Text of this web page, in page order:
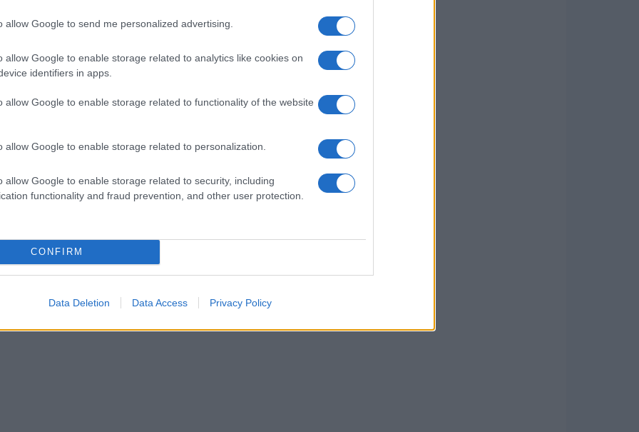
allow Google to send me personalized advertising.
allow Google to enable storage related to analytics like cookies on
identifiers in apps.
allow Google to enable storage related to functionality of the website
allow Google to enable storage related to personalization.
allow Google to enable storage related to security, including
functionality and fraud prevention, and other user protection.
CONFIRM
Data Deletion Data Access Privacy Policy
e ad offrire una maggiore copertura
in difficoltà, potrebbe anche portare
di obbligazioni
ad affrontare questi problemi. Siccità e
comuni in molte regioni, minacciando i
gruppo eterogeneo
novembre dalla Commodity Futures
un po’ sorprendente, dato che
i commissari, è stata costantemente ostile
valutare i rischi del cambiamento